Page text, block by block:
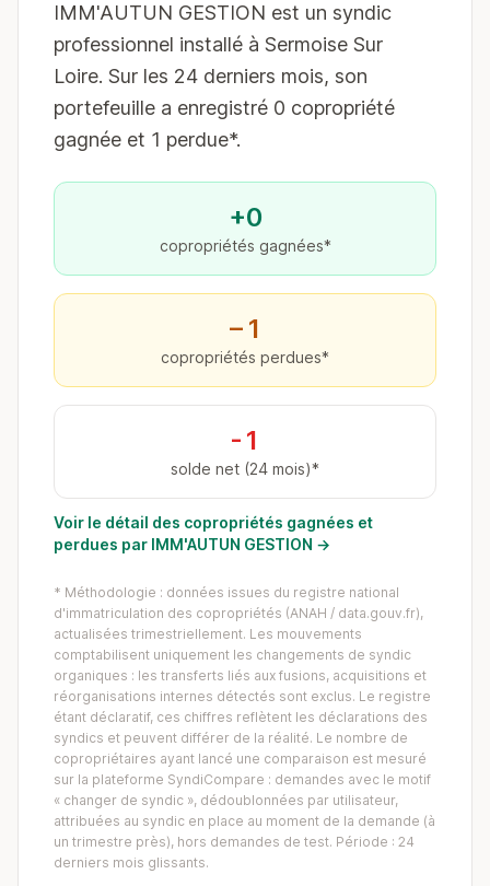
IMM'AUTUN GESTION est un syndic
professionnel installé à Sermoise Sur
Loire. Sur les 24 derniers mois, son
portefeuille a enregistré 0 copropriété
gagnée et 1 perdue*.
+0
copropriétés gagnées*
−1
copropriétés perdues*
-1
solde net (24 mois)*
Voir le détail des copropriétés gagnées et
perdues par IMM'AUTUN GESTION →
* Méthodologie : données issues du registre national
d'immatriculation des copropriétés (ANAH / data.gouv.fr),
actualisées trimestriellement. Les mouvements
comptabilisent uniquement les changements de syndic
organiques : les transferts liés aux fusions, acquisitions et
réorganisations internes détectés sont exclus. Le registre
étant déclaratif, ces chiffres reflètent les déclarations des
syndics et peuvent différer de la réalité. Le nombre de
copropriétaires ayant lancé une comparaison est mesuré
sur la plateforme SyndiCompare : demandes avec le motif
« changer de syndic », dédoublonnées par utilisateur,
attribuées au syndic en place au moment de la demande (à
un trimestre près), hors demandes de test. Période : 24
derniers mois glissants.